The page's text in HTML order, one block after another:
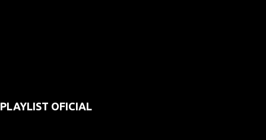
PLAYLIST OFICIAL